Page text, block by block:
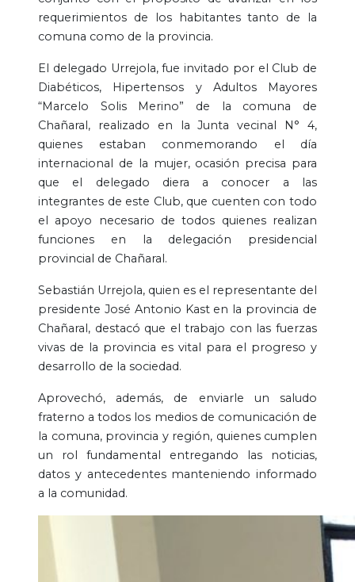
requerimientos de los habitantes tanto de la
comuna como de la provincia.
El delegado Urrejola, fue invitado por el Club de
Diabéticos, Hipertensos y Adultos Mayores
“Marcelo Solis Merino” de la comuna de
Chañaral, realizado en la Junta vecinal N° 4,
quienes estaban conmemorando el día
internacional de la mujer, ocasión precisa para
que el delegado diera a conocer a las
integrantes de este Club, que cuenten con todo
el apoyo necesario de todos quienes realizan
funciones en la delegación presidencial
provincial de Chañaral.
Sebastián Urrejola, quien es el representante del
presidente José Antonio Kast en la provincia de
Chañaral, destacó que el trabajo con las fuerzas
vivas de la provincia es vital para el progreso y
desarrollo de la sociedad.
Aprovechó, además, de enviarle un saludo
fraterno a todos los medios de comunicación de
la comuna, provincia y región, quienes cumplen
un rol fundamental entregando las noticias,
datos y antecedentes manteniendo informado
a la comunidad.